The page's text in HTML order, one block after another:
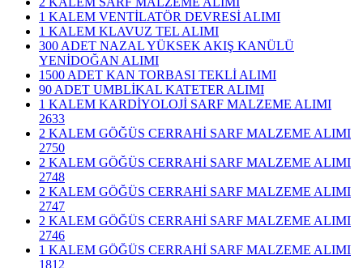
1 KALEM VENTİLATÖR DEVRESİ ALIMI
1 KALEM KLAVUZ TEL ALIMI
300 ADET NAZAL YÜKSEK AKIŞ KANÜLÜ
YENİDOĞAN ALIMI
1500 ADET KAN TORBASI TEKLİ ALIMI
90 ADET UMBLİKAL KATETER ALIMI
1 KALEM KARDİYOLOJİ SARF MALZEME ALIMI
2633
2 KALEM GÖĞÜS CERRAHİ SARF MALZEME ALIMI
2750
2 KALEM GÖĞÜS CERRAHİ SARF MALZEME ALIMI
2748
2 KALEM GÖĞÜS CERRAHİ SARF MALZEME ALIMI
2747
2 KALEM GÖĞÜS CERRAHİ SARF MALZEME ALIMI
2746
1 KALEM GÖĞÜS CERRAHİ SARF MALZEME ALIMI
1812